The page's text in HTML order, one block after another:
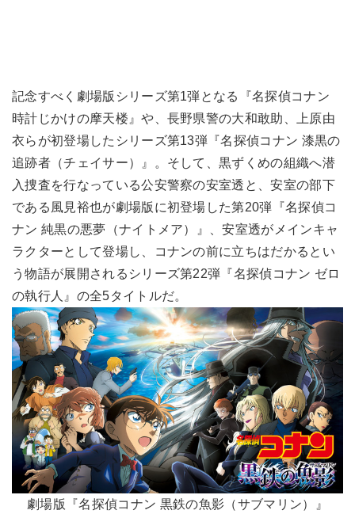
記念すべく劇場版シリーズ第1弾となる『名探偵コナン
時計じかけの摩天楼』や、長野県警の大和敢助、上原由
衣らが初登場したシリーズ第13弾『名探偵コナン 漆黒の
追跡者（チェイサー）』。そして、黒ずくめの組織へ潜
入捜査を行なっている公安警察の安室透と、安室の部下
である風見裕也が劇場版に初登場した第20弾『名探偵コ
ナン 純黒の悪夢（ナイトメア）』、安室透がメインキャ
ラクターとして登場し、コナンの前に立ちはだかるとい
う物語が展開されるシリーズ第22弾『名探偵コナン ゼロ
の執行人』の全5タイトルだ。
劇場版『名探偵コナン 黒鉄の魚影（サブマリン）』